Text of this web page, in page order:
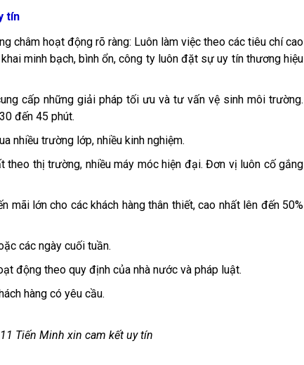
tín
châm hoạt động rõ ràng: Luôn làm việc theo các tiêu chí cao
minh bạch, bình ổn, công ty luôn đặt sự uy tín thương hiệu
cấp những giải pháp tối ưu và tư vấn vệ sinh môi trường.
đến 45 phút.
nhiều trường lớp, nhiều kinh nghiệm.
thị trường, nhiều máy móc hiện đại. Đơn vị luôn cố gắng
mãi lớn cho các khách hàng thân thiết, cao nhất lên đến 50%
các ngày cuối tuần.
động theo quy định của nhà nước và pháp luật.
hàng có yêu cầu.
Tiến Minh xin cam kết uy tín​